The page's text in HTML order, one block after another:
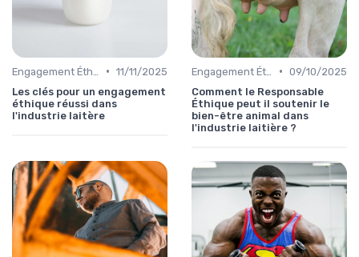
• 11/11/2025
Les clés pour un engagement
éthique réussi dans
l'industrie laitère
• 09/10/2025
Comment le Responsable
Éthique peut il soutenir le
bien-être animal dans
l'industrie laitière ?